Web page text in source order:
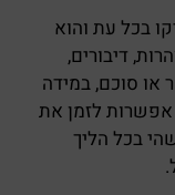
בכל עת והוא
דיבורים,
או סוכם, במידה
אפשרות לזמן את
בכל הליך